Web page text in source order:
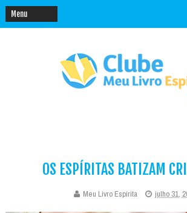
OS ESPÍRITAS BATIZAM
Meu Livro Espírita julho 31,